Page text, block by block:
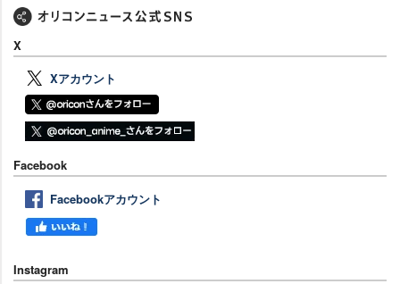
X
Xアカウント
Facebook
Facebookアカウント
Instagram